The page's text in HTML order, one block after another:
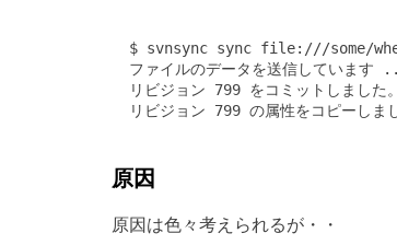
$ svnsync sync file:///some/
ファイルのデータを送信していま
リビジョン 799 をコミットしました。
原因
原因は色々考えられるが・・